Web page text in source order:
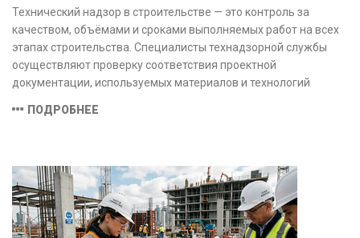
Технический надзор в строительстве — это контроль за
качеством, объёмами и сроками выполняемых работ на всех
этапах строительства. Специалисты технадзорной службы
осуществляют проверку соответствия проектной
документации, используемых материалов и технологий
безопасность и надёжность объекта.
ПОДРОБНЕЕ